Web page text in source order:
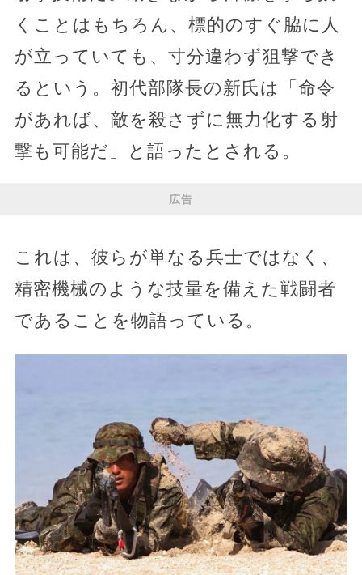
くことはもちろん、標的のすぐ脇に人
が立っていても、寸分違わず狙撃でき
るという。初代部隊長の新氏は「命令
があれば、敵を殺さずに無力化する射
撃も可能だ」と語ったとされる。
広告
これは、彼らが単なる兵士ではなく、
精密機械のような技量を備えた戦闘者
であることを物語っている。